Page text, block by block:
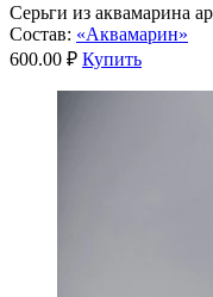
Серьги из аквамарина
Состав: «Аквамарин»
600.00 ₽ Купить